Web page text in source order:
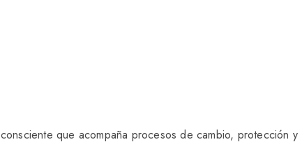
que acompaña procesos de cambio, protección y